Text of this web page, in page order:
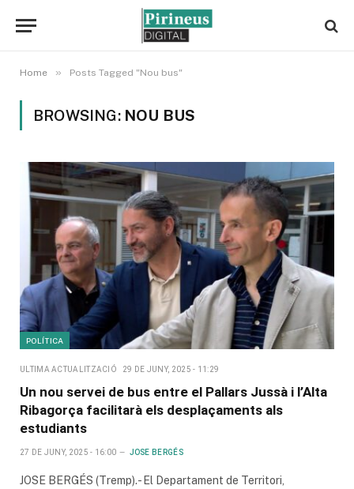
Home » Posts Tagged "Nou bus"
BROWSING: NOU BUS
POLÍTICA
ULTIMA ACTUALITZACIÓ 29 DE JUNY, 2025 - 11:29
Un nou servei de bus entre el Pallars Jussà i l’Alta
Ribagorça facilitarà els desplaçaments als
estudiants
27 DE JUNY, 2025 - 16:00 JOSE BERGÉS
JOSE BERGÉS (Tremp).- El Departament de Territori,